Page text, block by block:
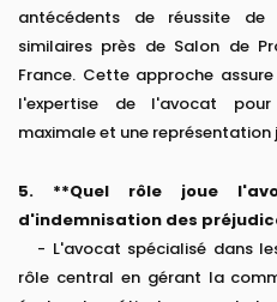
antécédents de réussite
similaires près de Salon de
France. Cette approche
l'expertise de l'avocat
maximale et une
5. **Quel rôle joue
d'indemnisation des
- L'avocat spécialisé dans
rôle central en gérant la